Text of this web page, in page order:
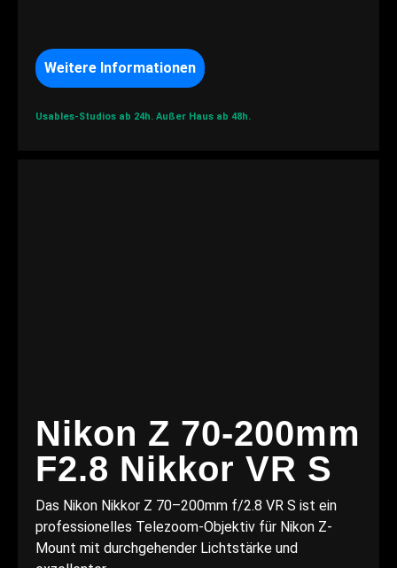
Weitere Informationen
Usables-Studios ab 24h. Außer Haus ab 48h.
Nikon Z 70-200mm
F2.8 Nikkor VR S
Das Nikon Nikkor Z 70–200mm f/2.8 VR S ist ein
professionelles Telezoom-Objektiv für Nikon Z-
Mount mit durchgehender Lichtstärke und